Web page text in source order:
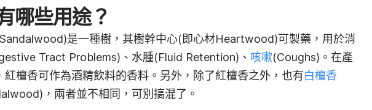
哪些用途？
是一種樹，其樹幹中心(即心材Heartwood)可製藥，用於消
Tract Problems)、水腫(Fluid Retention)、 咳嗽(Coughs)。在產
紅檀香可作為酒精飲料的香料。另外，除了紅檀香之外，也有白檀香
，兩者並不相同，可別搞混了。